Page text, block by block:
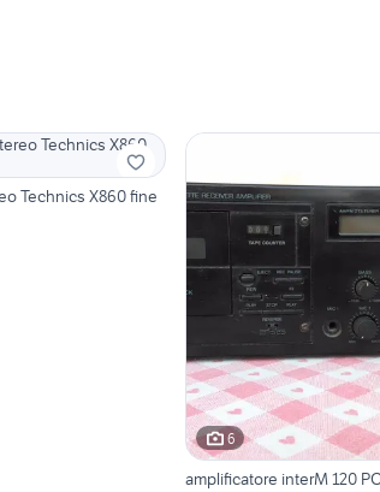
Technics X860 fine
6
amplificatore interM 120